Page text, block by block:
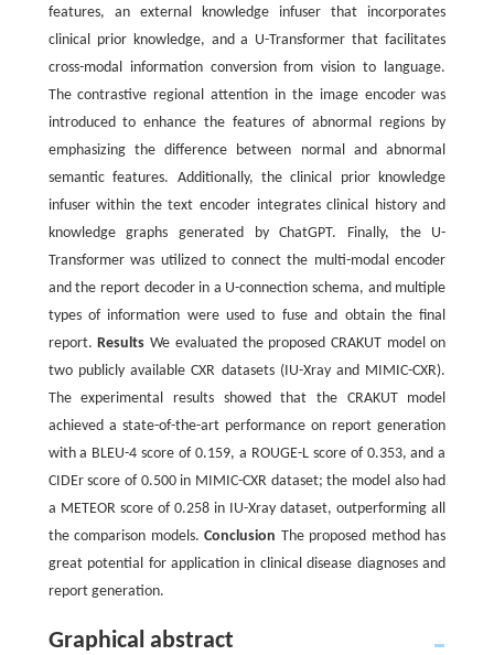
features, an external knowledge infuser that incorporates
clinical prior knowledge, and a U-Transformer that facilitates
cross-modal information conversion from vision to language.
The contrastive regional attention in the image encoder was
introduced to enhance the features of abnormal regions by
emphasizing the difference between normal and abnormal
semantic features. Additionally, the clinical prior knowledge
infuser within the text encoder integrates clinical history and
knowledge graphs generated by ChatGPT. Finally, the U-
Transformer was utilized to connect the multi-modal encoder
and the report decoder in a U-connection schema, and multiple
types of information were used to fuse and obtain the final
report.Results We evaluated the proposed CRAKUT model on
two publicly available CXR datasets (IU-Xray and MIMIC-CXR).
The experimental results showed that the CRAKUT model
achieved a state-of-the-art performance on report generation
with a BLEU-4 score of 0.159, a ROUGE-L score of 0.353, and a
CIDEr score of 0.500 in MIMIC-CXR dataset; the model also had
a METEOR score of 0.258 in IU-Xray dataset, outperforming all
the comparison models.Conclusion The proposed method has
great potential for application in clinical disease diagnoses and
report generation.
Graphical abstract